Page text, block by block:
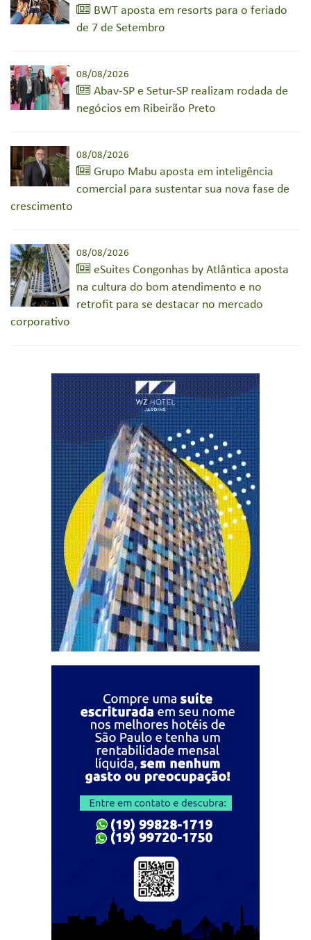
BWT aposta em resorts para o feriado
de 7 de Setembro
08/08/2026
Abav-SP e Setur-SP realizam rodada de
negócios em Ribeirão Preto
08/08/2026
Grupo Mabu aposta em inteligência
comercial para sustentar sua nova fase de
crescimento
08/08/2026
eSuites Congonhas by Atlântica aposta
na cultura do bom atendimento e no
retrofit para se destacar no mercado
corporativo